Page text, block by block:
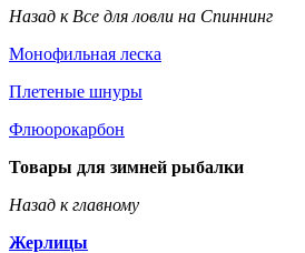
Назад к Все для ловли на Спиннинг
Монофильная леска
Плетеные шнуры
Флюорокарбон
Товары для зимней рыбалки
Назад к главному
Жерлицы